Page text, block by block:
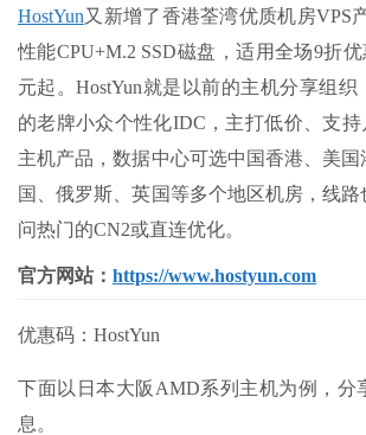
HostYun又新增了香港荃湾优质机房VPS
性能CPU+M.2 SSD磁盘，适用全场9折
元起。HostYun就是以前的主机分享组织
的老牌小众个性化IDC，主打低价、支持
主机产品，数据中心可选中国香港、美
国、俄罗斯、英国等多个地区机房，线
问热门的CN2或直连优化。
官方网站： https://www.hostyun.com
优惠码：HostYun
下面以日本大阪AMD系列主机为例，分
息。